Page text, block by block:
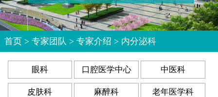
首页> 专家团队 > 专家介绍 > 内分泌科
眼科 口腔医学中心 中医科
皮肤科 麻醉科 老年医学科